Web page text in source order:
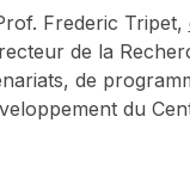
Frederic Tripet,
de la
de
du